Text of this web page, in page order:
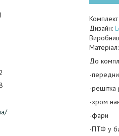
Комплект
Дизайн:
До
-
-решітка
-хром
-фари
-ПТФ у